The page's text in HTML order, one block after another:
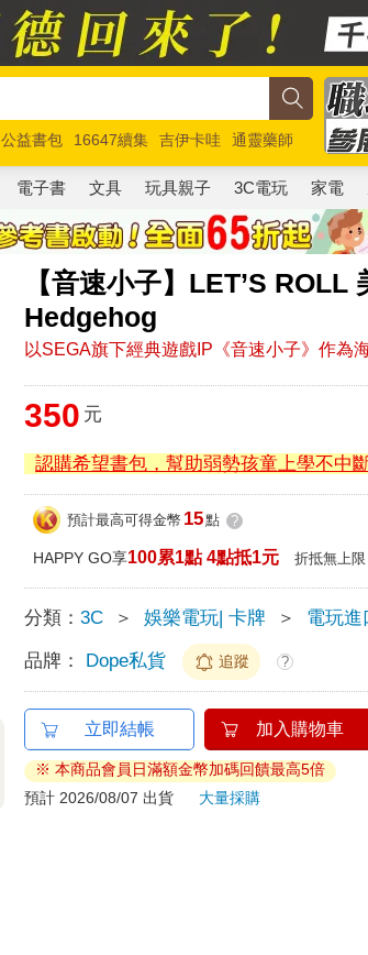
公益書包 16647續集 吉伊卡哇
通靈藥師
玩具總動員5 超慢跑
電子書 文具 玩具親子 3C電玩 家電
【音速小子】LET’S
Hedgehog
以SEGA旗下經典遊戲IP《音速小子》作為
350 元
認購希望書包，幫助弱勢孩童上學不中斷
預計最高可得金幣 15點 ?
HAPPY GO享100累1點 4點抵1元 折抵無上限
分類：3C ＞ 娛樂電玩| 卡牌 ＞ 電玩進
品牌： Dope私貨 追蹤 ?
立即結帳 加入購物車
※ 本商品會員日滿額金幣加碼回饋最高5倍
預計 2026/08/07 出貨
大量採購